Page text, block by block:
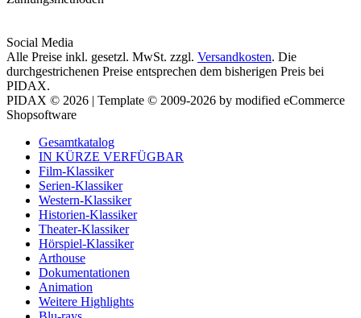
Social Media
Alle Preise inkl. gesetzl. MwSt. zzgl. Versandkosten. Die
durchgestrichenen Preise entsprechen dem bisherigen Preis bei
PIDAX.
PIDAX © 2026 | Template © 2009-2026 by modified eCommerce
Shopsoftware
Gesamtkatalog
IN KÜRZE VERFÜGBAR
Film-Klassiker
Serien-Klassiker
Western-Klassiker
Historien-Klassiker
Theater-Klassiker
Hörspiel-Klassiker
Arthouse
Dokumentationen
Animation
Weitere Highlights